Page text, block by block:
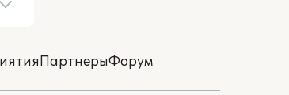
ПартнерыФорум